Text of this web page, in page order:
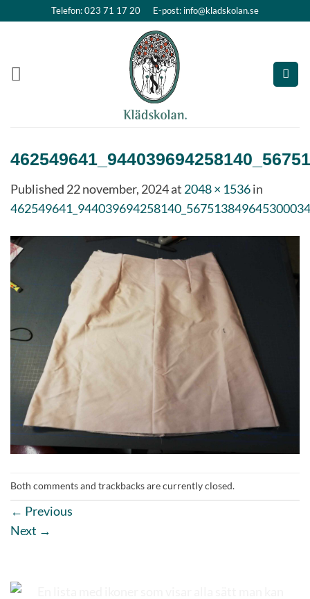
Telefon: 023 71 17 20 E-post: info@kladskolan.se
Published 22 november, 2024at 2048 × 1536in
Both comments and trackbacks are currently closed.
← Previous
Next →